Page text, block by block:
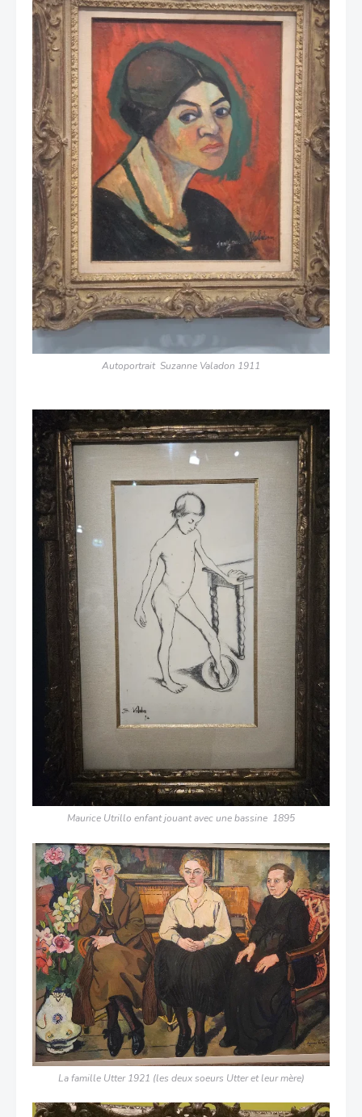
Autoportrait Suzanne Valadon 1911
Maurice Utrillo enfant jouant avec une bassine 1895
La famille Utter 1921 (les deux soeurs Utter et leur mère)